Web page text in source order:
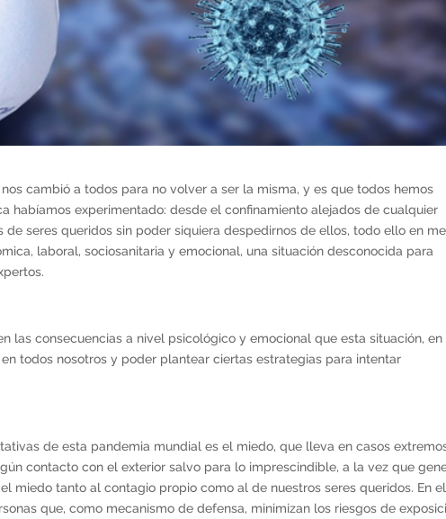
cambió a todos para no volver a ser la misma, y es que todos hemos
habíamos experimentado: desde el confinamiento alejados de cualquier
seres queridos sin poder siquiera despedirnos de ellos, todo ello en
laboral, sociosanitaria y emocional, una situación desconocida para
las consecuencias a nivel psicológico y emocional que esta situación, en
todos nosotros y poder plantear ciertas estrategias para intentar
de esta pandemia mundial es el miedo, que lleva en casos
contacto con el exterior salvo para lo imprescindible, a la vez que
miedo tanto al contagio propio como al de nuestros seres queridos. En el
que, como mecanismo de defensa, minimizan los riesgos de